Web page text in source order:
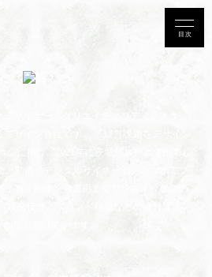
目次